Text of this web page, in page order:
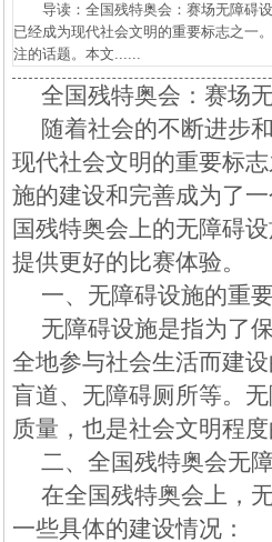
导读：全国残特奥会：赛场无障碍设
已经成为现代社会文明的重要标志之一
注的话题。本文......
全国残特奥会：赛场
随着社会的不断进步
现代社会文明的重要标
施的建设和完善成为了
国残特奥会上的无障碍
提供更好的比赛体验。
一、无障碍设施的重
无障碍设施是指为了
全地参与社会生活而建
盲道、无障碍厕所等。
质量，也是社会文明程度
二、全国残特奥会无
在全国残特奥会上，
一些具体的建设情况：